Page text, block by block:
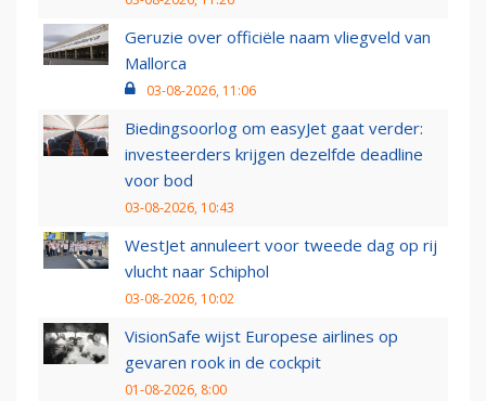
Geruzie over officiële naam vliegveld van
Mallorca
03-08-2026, 11:06
Biedingsoorlog om easyJet gaat verder:
investeerders krijgen dezelfde deadline
voor bod
03-08-2026, 10:43
WestJet annuleert voor tweede dag op rij
vlucht naar Schiphol
03-08-2026, 10:02
VisionSafe wijst Europese airlines op
gevaren rook in de cockpit
01-08-2026, 8:00